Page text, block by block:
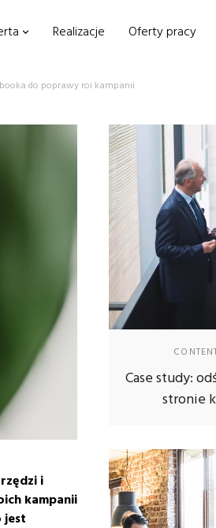
Realizacje Oferty pracy
do poprawy roi kampanii
i
kampanii
jest
Case study:
stronie